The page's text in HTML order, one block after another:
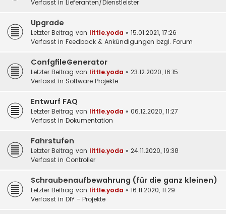
Verfasst in Lieferanten/Dienstleister
Upgrade
Letzter Beitrag von little.yoda « 15.01.2021, 17:26
Verfasst in Feedback & Ankündigungen bzgl. Forum
ConfgfileGenerator
Letzter Beitrag von little.yoda « 23.12.2020, 16:15
Verfasst in Software Projekte
Entwurf FAQ
Letzter Beitrag von little.yoda « 06.12.2020, 11:27
Verfasst in Dokumentation
Fahrstufen
Letzter Beitrag von little.yoda « 24.11.2020, 19:38
Verfasst in Controller
Schraubenaufbewahrung (für die ganz kleinen)
Letzter Beitrag von little.yoda « 16.11.2020, 11:29
Verfasst in DIY - Projekte